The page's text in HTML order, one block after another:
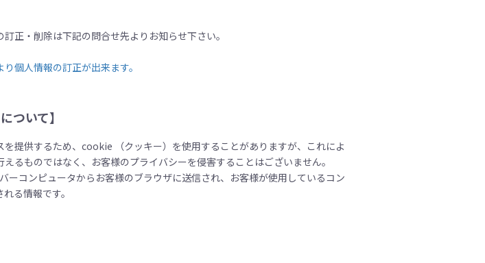
正・削除は下記の問合せ先よりお知らせ下さい。
個人情報の訂正が出来ます。
ついて】
提供するため、cookie （クッキー）を使用することがありますが、これによ
るものではなく、お客様のプライバシーを侵害することはございません。
コンピュータからお客様のブラウザに送信され、お客様が使用しているコン
る情報です。